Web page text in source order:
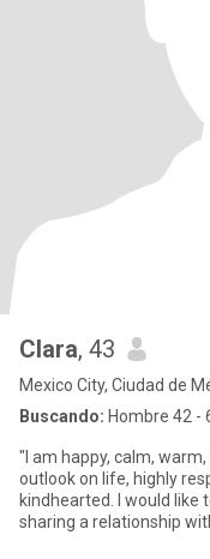
Clara, 43
Mexico City, Ciudad de
Buscando: Hombre 42 -
"I am happy, calm,
outlook on life, highly
kindhearted. I would like
sharing a relationship